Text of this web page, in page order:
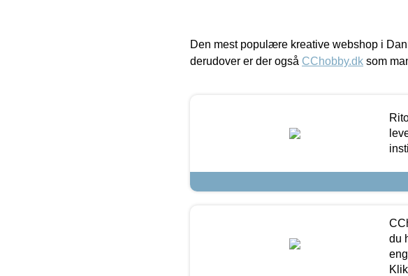
Den mest populære kreative webshop i
derudover er der også CChobby.dk som
du